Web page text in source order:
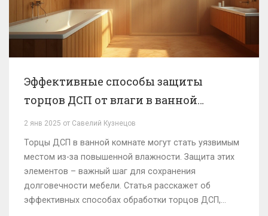
Эффективные способы защиты
торцов ДСП от влаги в ванной
комнате
2 янв 2025 от Савелий Кузнецов
Торцы ДСП в ванной комнате могут стать уязвимым
местом из-за повышенной влажности. Защита этих
элементов – важный шаг для сохранения
долговечности мебели. Статья расскажет об
эффективных способах обработки торцов ДСП,